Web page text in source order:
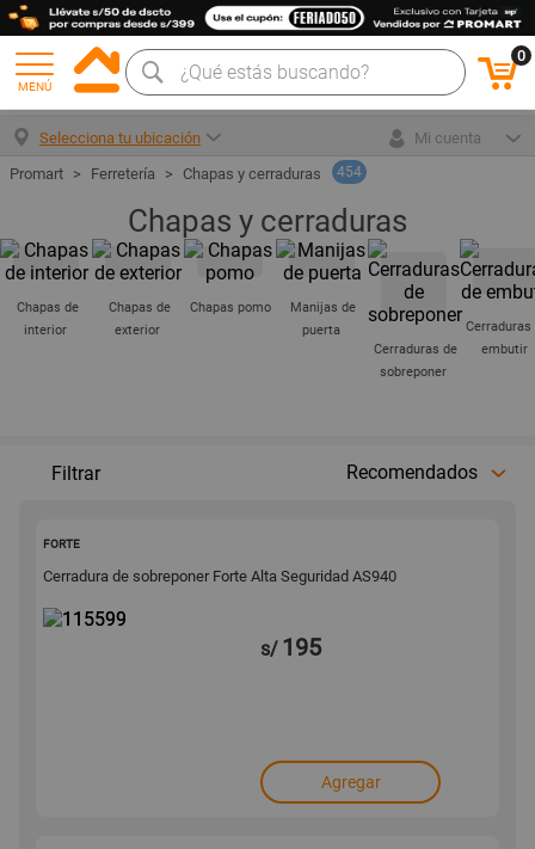
MENÚ
0
Selecciona tu ubicación
Mi cuenta
Ferretería
Chapas y cerraduras 454
Chapas y cerraduras
Chapas de
interior
Chapas de
exterior
Chapas pomo
Manijas de
puerta
Cerraduras de
sobreponer
Cerraduras
embutir
Filtrar Recomendados
FORTE
Cerradura de sobreponer Forte Alta Seguridad AS940
s/ 195
Agregar